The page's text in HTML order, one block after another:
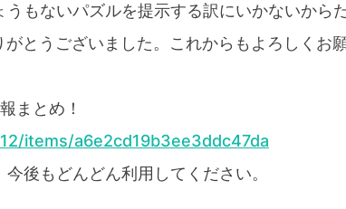
もないパズルを提示する訳にいかないから
とうございました。これからもよろしくお
まとめ！
items/a6e2cd19b3ee3ddc47da
後もどんどん利用してください。